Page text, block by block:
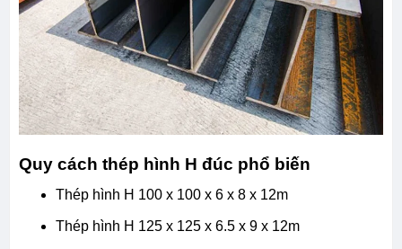
Quy cách thép hình H đúc phổ biến
Thép hình H 100 x 100 x 6 x 8 x 12m
Thép hình H 125 x 125 x 6.5 x 9 x 12m